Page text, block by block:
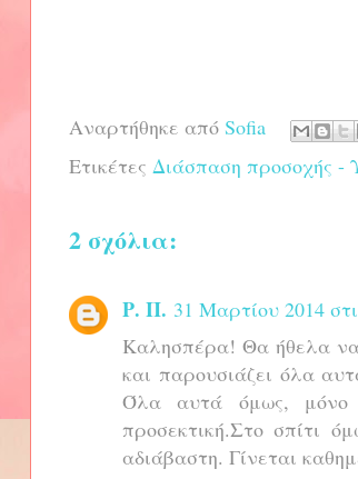
Αναρτήθηκε από Sofia
Ετικέτες Διάσπαση προσοχής -
2 σχόλια:
Ρ. Π. 31 Μαρτίου 2014
Καλησπέρα! Θα ήθελα να
και παρουσιάζει όλα
Όλα αυτά όμως, μόνο
προσεκτική.Στο σπίτι
αδιάβαστη. Γίνεται